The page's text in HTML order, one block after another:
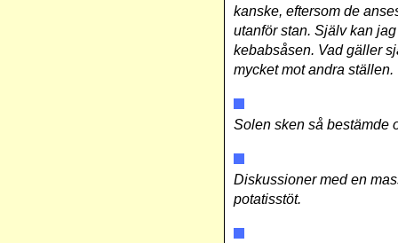
kanske, eftersom de
utanför stan. Själv kan
kebabsåsen. Vad gäller
mycket mot andra ställen.
Solen sken så bestämde
Diskussioner med en
potatisstöt.